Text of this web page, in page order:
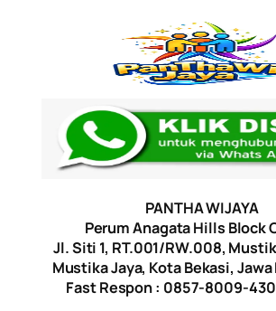
PANTHA WIJAYA
Perum Anagata Hills Block
Jl. Siti 1, RT.001/RW.008,
Mustika Jaya, Kota Bekasi, Jawa
Fast Respon : 0857-8009-